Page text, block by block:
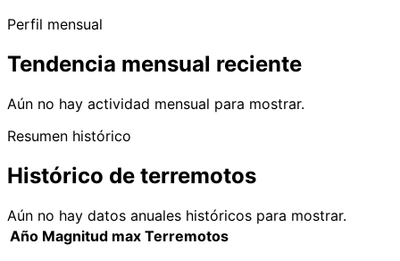
Perfil mensual
Tendencia mensual reciente
Aún no hay actividad mensual para mostrar.
Resumen histórico
Histórico de terremotos
Aún no hay datos anuales históricos para mostrar.
Año Magnitud max Terremotos